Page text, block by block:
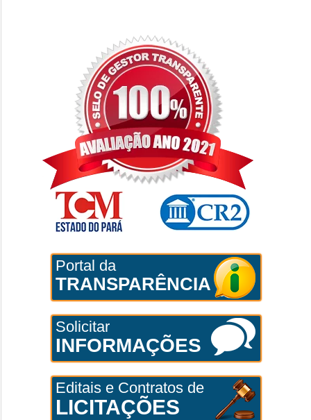
Portal da
TRANSPARÊNCIA
Solicitar
INFORMAÇÕES
Editais e Contratos de
LICITAÇÕES